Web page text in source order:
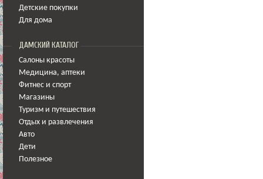
Детские покупки
Для дома
ДАМСКИЙ КАТАЛОГ
Салоны красоты
Медицина, аптеки
Фитнес и спорт
Магазины
Туризм и путешествия
Отдых и развлечения
Авто
Дети
Полезное